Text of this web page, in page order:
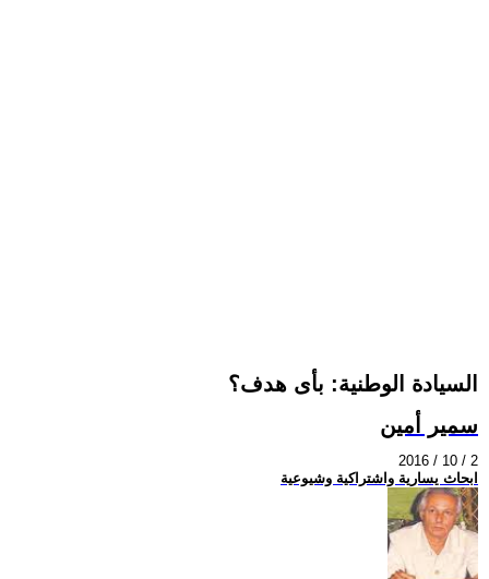
السيادة الوطنية: بأى هدف؟
سمير أمين
2016 / 10 / 2
ابحاث يسارية واشتراكية وشيوعية